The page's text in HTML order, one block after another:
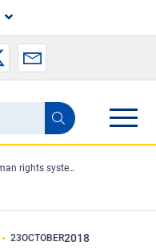
systems and defenders
23OCTOBER2018